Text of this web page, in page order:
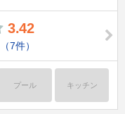
3.42
（7件）
プール キッチン